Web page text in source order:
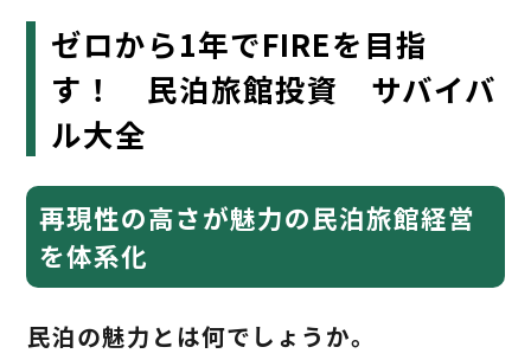
ゼロから1年でFIREを目指
す！ 民泊旅館投資 サバイバ
ル大全
再現性の高さが魅力の民泊旅館経営
を体系化
――民泊の魅力とは何でしょうか。